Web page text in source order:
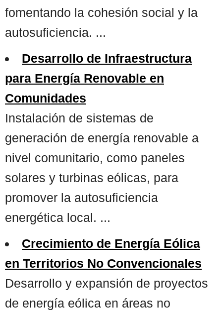
fomentando la cohesión social y la
autosuficiencia. ...
Desarrollo de Infraestructura
para Energía Renovable en
Comunidades
Instalación de sistemas de
generación de energía renovable a
nivel comunitario, como paneles
solares y turbinas eólicas, para
promover la autosuficiencia
energética local. ...
Crecimiento de Energía Eólica
en Territorios No Convencionales
Desarrollo y expansión de proyectos
de energía eólica en áreas no